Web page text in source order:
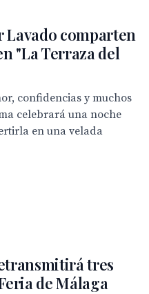
Lavado comparten
"La Terraza del
confidencias y muchos
celebrará una noche
en una velada
tres
de Málaga